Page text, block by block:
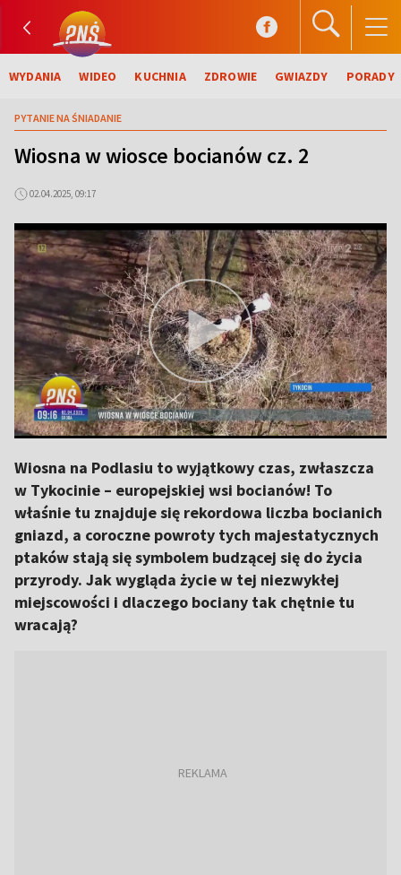
WYDANIA WIDEO KUCHNIA ZDROWIE GWIAZDY PORADY
PYTANIE NA ŚNIADANIE
Wiosna w wiosce bocianów cz. 2
02.04.2025, 09:17
Wiosna na Podlasiu to wyjątkowy czas, zwłaszcza
w Tykocinie – europejskiej wsi bocianów! To
właśnie tu znajduje się rekordowa liczba bocianich
gniazd, a coroczne powroty tych majestatycznych
ptaków stają się symbolem budzącej się do życia
przyrody. Jak wygląda życie w tej niezwykłej
miejscowości i dlaczego bociany tak chętnie tu
wracają?